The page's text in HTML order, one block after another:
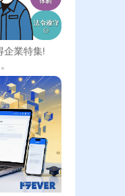
企業特集!